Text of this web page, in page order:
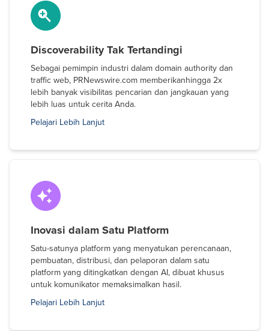
Discoverability Tak Tertandingi
Sebagai pemimpin industri dalam domain authority dan
traffic web, PRNewswire.com memberikanhingga 2x
lebih banyak visibilitas pencarian dan jangkauan yang
lebih luas untuk cerita Anda.
Pelajari Lebih Lanjut
Inovasi dalam Satu Platform
Satu-satunya platform yang menyatukan perencanaan,
pembuatan, distribusi, dan pelaporan dalam satu
platform yang ditingkatkan dengan AI, dibuat khusus
untuk komunikator memaksimalkan hasil.
Pelajari Lebih Lanjut